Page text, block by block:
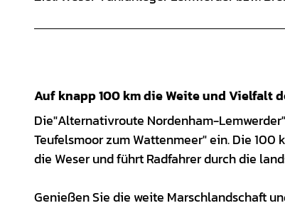
Auf knapp 100 km die Weite und Vielfalt
Die"Alternativroute Nordenham-
Teufelsmoor zum Wattenmeer" ein. Die
die Weser und führt Radfahrer durch die
Genießen Sie die weite Marschlandschaft